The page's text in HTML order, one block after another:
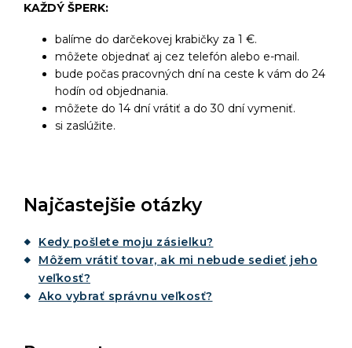
KAŽDÝ ŠPERK:
balíme do darčekovej krabičky za 1 €.
môžete objednať aj cez telefón alebo e-mail.
bude počas pracovných dní na ceste k vám do 24
hodín od objednania.
môžete do 14 dní vrátiť a do 30 dní vymeniť.
si zaslúžite.
Najčastejšie otázky
Kedy pošlete moju zásielku?
Môžem vrátiť tovar, ak mi nebude sedieť jeho
veľkosť?
Ako vybrať správnu veľkosť?